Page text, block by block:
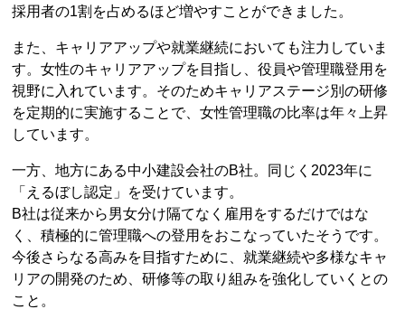
採用者の1割を占めるほど増やすことができました。
また、キャリアアップや就業継続においても注力していま
す。女性のキャリアアップを目指し、役員や管理職登用を
視野に入れています。そのためキャリアステージ別の研修
を定期的に実施することで、女性管理職の比率は年々上昇
しています。
一方、地方にある中小建設会社のB社。同じく2023年に
「えるぼし認定」を受けています。
B社は従来から男女分け隔てなく雇用をするだけではな
く、積極的に管理職への登用をおこなっていたそうです。
今後さらなる高みを目指すために、就業継続や多様なキャ
リアの開発のため、研修等の取り組みを強化していくとの
こと。